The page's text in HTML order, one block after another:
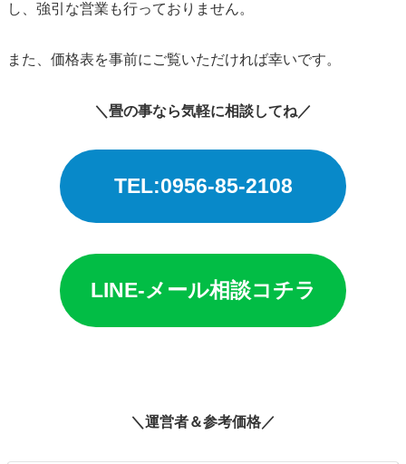
し、強引な営業も行っておりません。
また、価格表を事前にご覧いただければ幸いです。
＼畳の事なら気軽に相談してね／
TEL:0956-85-2108
LINE-メール相談コチラ
＼運営者＆参考価格／